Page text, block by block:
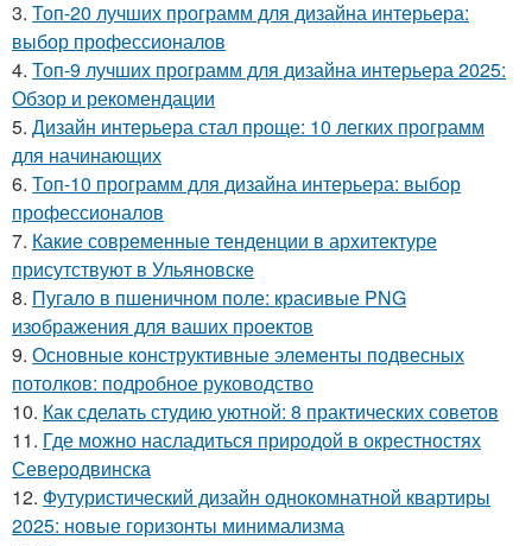
3. Топ-20 лучших программ для дизайна интерьера:
выбор профессионалов
4. Топ-9 лучших программ для дизайна интерьера 2025:
Обзор и рекомендации
5. Дизайн интерьера стал проще: 10 легких программ
для начинающих
6. Топ-10 программ для дизайна интерьера: выбор
профессионалов
7. Какие современные тенденции в архитектуре
присутствуют в Ульяновске
8. Пугало в пшеничном поле: красивые PNG
изображения для ваших проектов
9. Основные конструктивные элементы подвесных
потолков: подробное руководство
10. Как сделать студию уютной: 8 практических советов
11. Где можно насладиться природой в окрестностях
Северодвинска
12. Футуристический дизайн однокомнатной квартиры
2025: новые горизонты минимализма